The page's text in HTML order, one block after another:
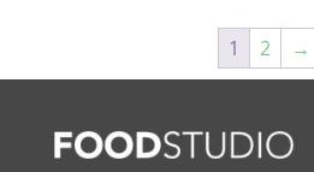
1 2 →